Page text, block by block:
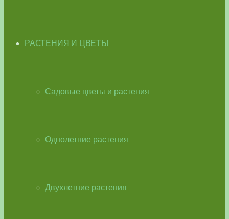
РАСТЕНИЯ И ЦВЕТЫ
Садовые цветы и растения
Однолетние растения
Двухлетние растения